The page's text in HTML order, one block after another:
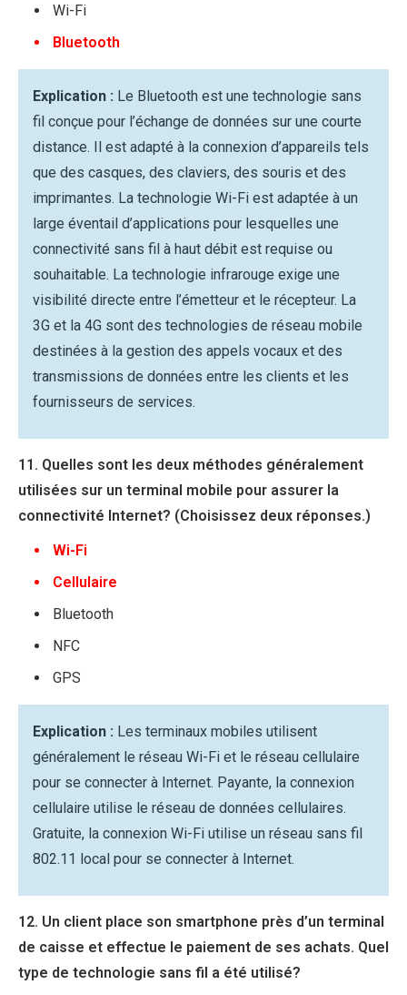
Wi-Fi
Bluetooth
Explication : Le Bluetooth est une technologie sans
fil conçue pour l’échange de données sur une courte
distance. Il est adapté à la connexion d’appareils tels
que des casques, des claviers, des souris et des
imprimantes. La technologie Wi-Fi est adaptée à un
large éventail d’applications pour lesquelles une
connectivité sans fil à haut débit est requise ou
souhaitable. La technologie infrarouge exige une
visibilité directe entre l’émetteur et le récepteur. La
3G et la 4G sont des technologies de réseau mobile
destinées à la gestion des appels vocaux et des
transmissions de données entre les clients et les
fournisseurs de services.
11. Quelles sont les deux méthodes généralement
utilisées sur un terminal mobile pour assurer la
connectivité Internet? (Choisissez deux réponses.)
Wi-Fi
Cellulaire
Bluetooth
NFC
GPS
Explication : Les terminaux mobiles utilisent
généralement le réseau Wi-Fi et le réseau cellulaire
pour se connecter à Internet. Payante, la connexion
cellulaire utilise le réseau de données cellulaires.
Gratuite, la connexion Wi-Fi utilise un réseau sans fil
802.11 local pour se connecter à Internet.
12. Un client place son smartphone près d’un terminal
de caisse et effectue le paiement de ses achats. Quel
type de technologie sans fil a été utilisé?